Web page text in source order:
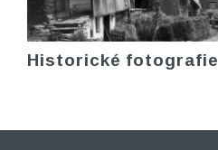
Historické fotografie